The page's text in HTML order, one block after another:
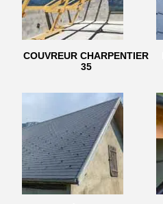
COUVREUR CHARPENTIER
35